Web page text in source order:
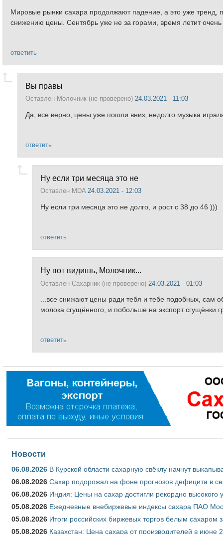
Мировые рынки сахара продолжают падение, а это уже тренд,
снижению цены. Сентябрь уже не за горами, время летит
ответить
Вы правы
Оставлен Молочник (не проверено) 24.03.2021 - 11:03
Да, все верно, цены уже пошли вниз, недолго музыка
ответить
Ну если три месяца это не
Оставлен MDA 24.03.2021 - 12:03
Ну если три месяца это не долго, и рост с 38 до 46 )))
ответить
Ну вот видишь, Молочник...
Оставлен Сахарник (не проверено) 24.03.2021 - 01:03
...все снижают цены ради тебя и тебе подобных, сам
молока сгущённого, и побольше на экспорт сгущёнки
ответить
Новости
06.08.2026 В Курской области сахарную свёклу начнут
06.08.2026 Сахар подорожал на фоне прогнозов дефицита в
06.08.2026 Индия: Цены на сахар достигли рекордно высокого
05.08.2026 Ежедневные внебиржевые индексы сахара ПАО
05.08.2026 Итоги российских биржевых торгов белым сахаром
05.08.2026 Казахстан: Цена сахара от производителей в июне